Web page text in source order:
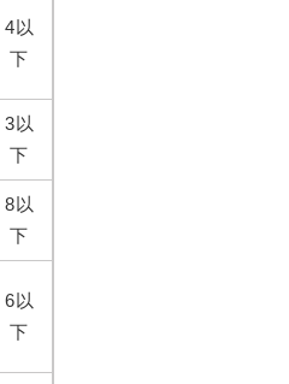
4以
下
3以
下
8以
下
6以
下